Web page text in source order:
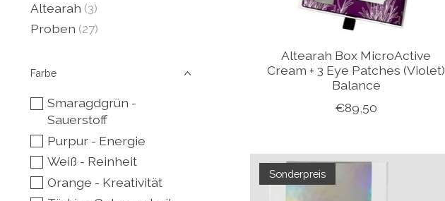
Altearah (3)
Proben (27)
Farbe
Smaragdgrün -
Sauerstoff
Purpur - Energie
Weiß - Reinheit
Orange - Kreativität
Altearah Box MicroActive
Cream + 3 Eye Patches (Violet)
Balance
€89,50
Sonderpreis